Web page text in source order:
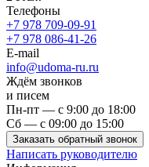
Телефоны
+7 978 709-09-91
+7 978 086-41-26
E-mail
info@udoma-ru.ru
Ждём звонков
и писем
Пн-пт — с 9:00 до 18:00
Сб — с 09:00 до 15:00
Заказать обратный звонок
Написать руководителю